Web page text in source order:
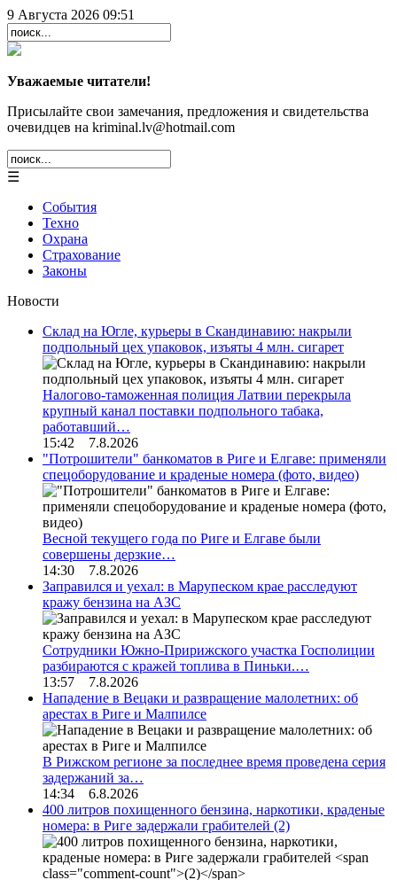
9 Августа 2026 09:51
Уважаемые читатели!
Присылайте свои замечания, предложения и свидетельства
очевидцев на kriminal.lv@hotmail.com
☰
События
Техно
Охрана
Страхование
Законы
Новости
Склад на Югле, курьеры в Скандинавию: накрыли
подпольный цех упаковок, изъяты 4 млн. сигарет
Налогово-таможенная полиция Латвии перекрыла
крупный канал поставки подпольного табака,
работавший…
15:42 7.8.2026
"Потрошители" банкоматов в Риге и Елгаве: применяли
спецоборудование и краденые номера (фото, видео)
Весной текущего года по Риге и Елгаве были
совершены дерзкие…
14:30 7.8.2026
Заправился и уехал: в Марупеском крае расследуют
кражу бензина на АЗС
Сотрудники Южно-Пририжского участка Госполиции
разбираются с кражей топлива в Пиньки.…
13:57 7.8.2026
Нападение в Вецаки и развращение малолетних: об
арестах в Риге и Малпилсе
В Рижском регионе за последнее время проведена серия
задержаний за…
14:34 6.8.2026
400 литров похищенного бензина, наркотики, краденые
номера: в Риге задержали грабителей (2)